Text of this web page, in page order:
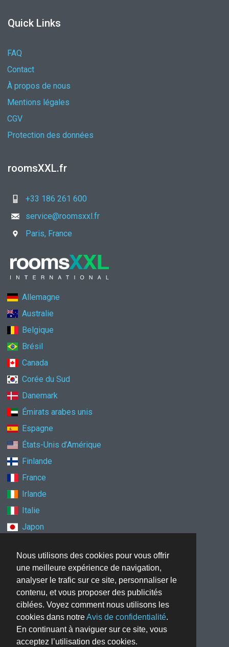
Nous utilisons des cookies pour vous offrir
une meilleure expérience de navigation,
analyser le trafic sur ce site, personnaliser le
contenu, et vous proposer des publicités
ciblées. Voyez comment nous utilisons les
cookies dans notreAvis de confidentialité.
En continuant à naviguer sur ce site, vous
acceptez l’utilisation des cookies.
Quick Links
FAQ
Contact
À propos de nous
Mentions légales
CGV
Protection des données
roomsXXL.fr
+33 186 261 600
service@roomsxxl.fr
Paris, France
Allemagne
Australie
Belgique
Brésil
Canada
Corée du Sud
Danemark
Émirats arabes unis
Espagne
États-Unis d’Amérique
Finlande
France
Irlande
Italie
Japon
Norvège
Nouvelle-Zélande
Pays-Bas
Pologne
Royaume-Uni
Singapour